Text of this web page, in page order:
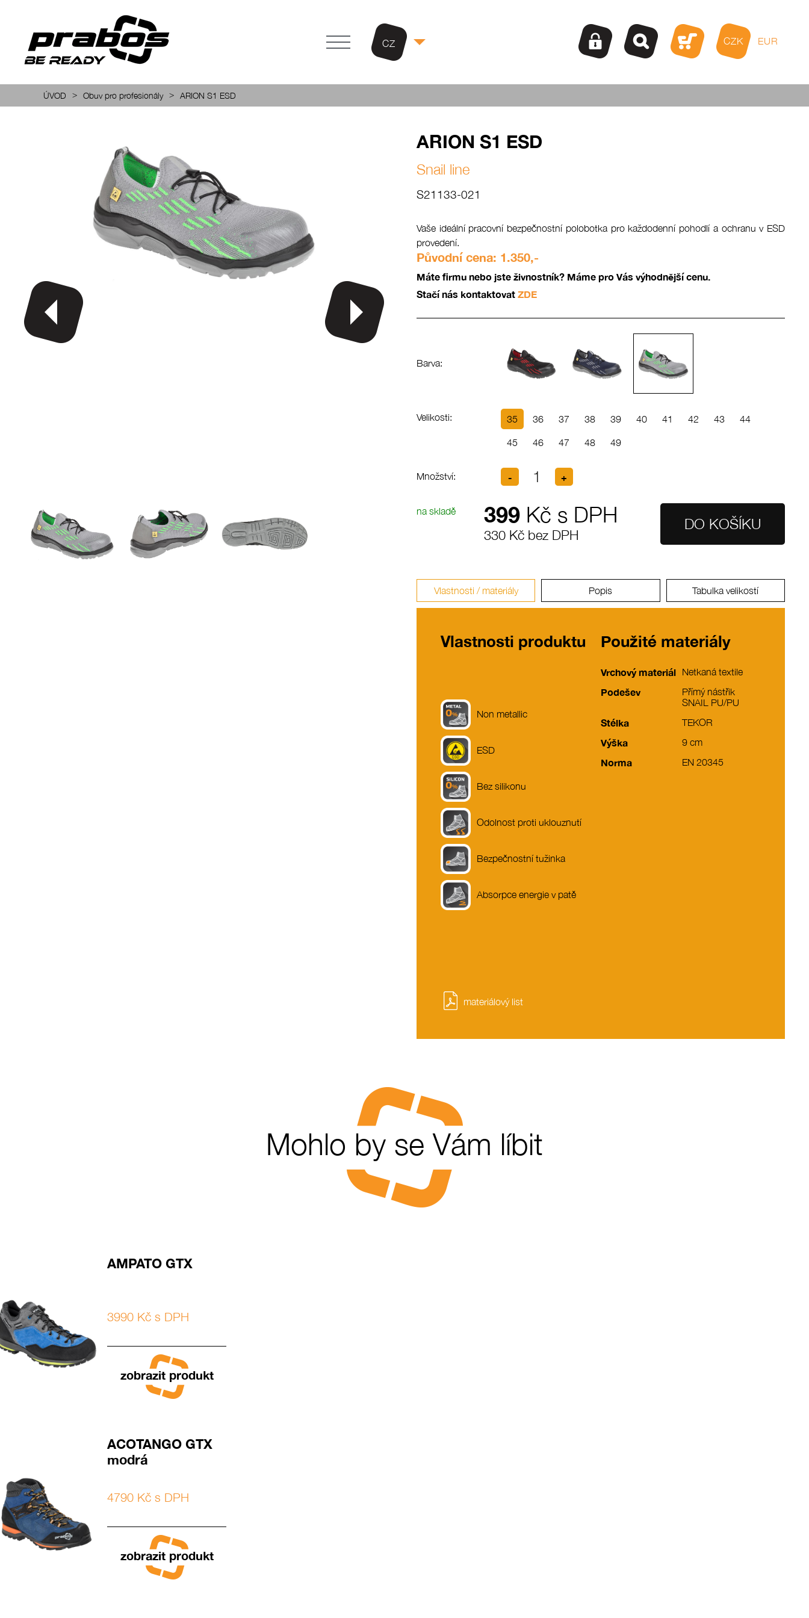
CZ CZK EUR
ÚVOD > Obuv pro profesionály > ARION S1 ESD
ARION S1 ESD
Snail line
S21133-021
Vaše ideální pracovní bezpečnostní polobotka pro každodenní pohodlí a ochranu v ESD
provedení.
Původní cena: 1.350,-
Máte firmu nebo jste živnostník? Máme pro Vás výhodnější cenu.
Stačí nás kontaktovat ZDE
Barva:
Velikosti: 35 36 37 38 39 40 41 42 43 44
45 46 47 48 49
Množství:
na skladě 399 Kč s DPH
330 Kč bez DPH
Vlastnosti / materiály Popis Tabulka velikostí
Vlastnosti produktu
Non metallic
ESD
Bez silikonu
Odolnost proti uklouznutí
Bezpečnostní tužinka
Absorpce energie v patě
Použité materiály
Vrchový materiál Netkaná textile
Podešev
Přímý nástřik
SNAIL PU/PU
Stélka TEKOR
Výška 9 cm
Norma EN 20345
materiálový list
Mohlo by se Vám líbit
AMPATO GTX
3990 Kč s DPH
zobrazit produkt
ACOTANGO GTX
modrá
4790 Kč s DPH
zobrazit produkt